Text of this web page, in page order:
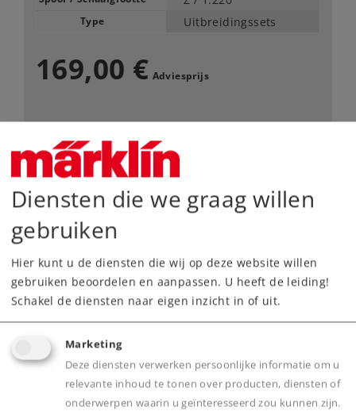
Type Uitbreidingssets
169,00 € Adviesprijs
Webwinkel
Dealer zoeken
Downloads
Diensten die we graag willen
gebruiken
Hier kunt u de diensten die wij op deze website willen
gebruiken beoordelen en aanpassen. U heeft de leiding!
Schakel de diensten naar eigen inzicht in of uit.
Marketing
Deze diensten verwerken persoonlijke informatie om u
relevante inhoud te tonen over producten, diensten of
onderwerpen waarin u geïnteresseerd zou kunnen zijn.